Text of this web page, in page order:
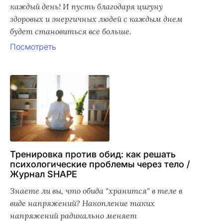
каждый день! И пусть благодаря цигуну
здоровых и энергичных людей с каждым днем
будет становиться все больше.
Посмотреть
Тренировка против обид: как решать
психологические проблемы через тело /
Журнал SHAPE
Знаете ли вы, что обида "хранится" в теле в
виде напряжений? Накопление таких
напряжений радикально меняет